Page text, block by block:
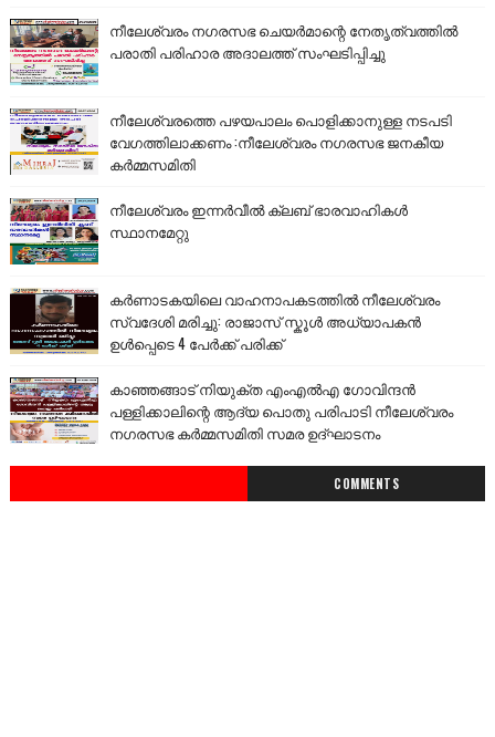
നീലേശ്വരം നഗരസഭ ചെയർമാന്റെ നേതൃത്വത്തിൽ
പരാതി പരിഹാര അദാലത്ത് സംഘടിപ്പിച്ചു
നീലേശ്വരത്തെ പഴയപാലം പൊളിക്കാനുള്ള നടപടി
വേഗത്തിലാക്കണം :നീലേശ്വരം നഗരസഭ ജനകീയ
കർമ്മസമിതി
നീലേശ്വരം ഇന്നർവീൽ ക്ലബ് ഭാരവാഹികൾ
സ്ഥാനമേറ്റു
കർണാടകയിലെ വാഹനാപകടത്തിൽ നീലേശ്വരം
സ്വദേശി മരിച്ചു: രാജാസ് സ്കൂൾ അധ്യാപകൻ
ഉൾപ്പെടെ 4 പേർക്ക് പരിക്ക്
കാഞ്ഞങ്ങാട് നിയുക്ത എംഎൽഎ ഗോവിന്ദൻ
പള്ളിക്കാലിന്റെ ആദ്യ പൊതു പരിപാടി നീലേശ്വരം
നഗരസഭ കർമ്മസമിതി സമര ഉദ്ഘാടനം
COMMENTS